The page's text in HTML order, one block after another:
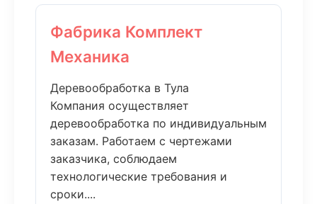
Фабрика Комплект
Механика
Деревообработка в Тула
Компания осуществляет
деревообработка по индивидуальным
заказам. Работаем с чертежами
заказчика, соблюдаем
технологические требования и
сроки....